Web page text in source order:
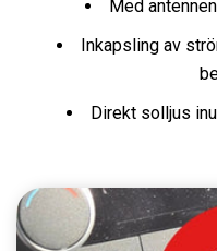
Med
Inkapsling av
Direkt solljus